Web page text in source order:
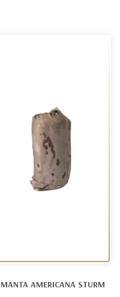
MANTA AMERICANA STURM